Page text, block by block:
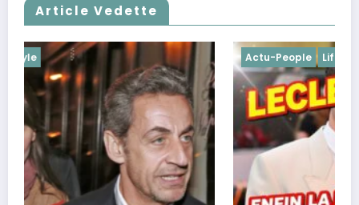
Article Vedette
Actu-People Lifestyle